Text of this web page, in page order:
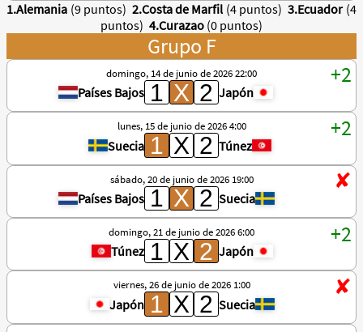
1.Alemania (9 puntos) 2.Costa de Marfil (4 puntos) 3.Ecuador (4
puntos) 4.Curazao (0 puntos)
Grupo F
domingo, 14 de junio de 2026 22:00
Países Bajos Japón
lunes, 15 de junio de 2026 4:00
Suecia Túnez
sábado, 20 de junio de 2026 19:00
Países Bajos Suecia
domingo, 21 de junio de 2026 6:00
Túnez Japón
viernes, 26 de junio de 2026 1:00
Japón Suecia